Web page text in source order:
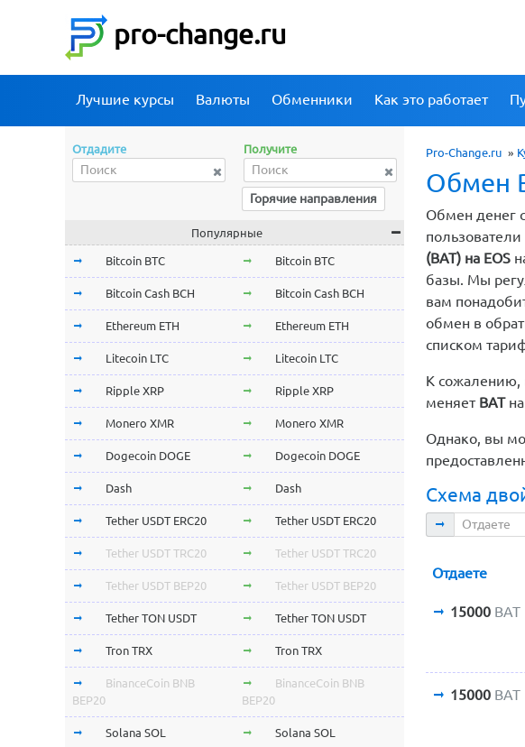
pro-change.ru
Лучшие курсы Валюты Обменники Как это работает
Pro-Change.ru »
Обмен
Обмен денег
(BAT) на EOS
базы. Мы
вам
обмен в
списком
К сожалению,
меняет BATна
Однако, вы
Схема
Отдаете
Отдаете
15000 BAT
15000 BAT
Отдадите Получите
Горячие направления
Популярные
Bitcoin BTC Bitcoin BTC
Bitcoin Cash BCH Bitcoin Cash BCH
Ethereum ETH Ethereum ETH
Litecoin LTC Litecoin LTC
Ripple XRP Ripple XRP
Monero XMR Monero XMR
Dogecoin DOGE Dogecoin DOGE
Dash Dash
Tether USDT ERC20 Tether USDT ERC20
Tether USDT TRC20 Tether USDT TRC20
Tether USDT BEP20 Tether USDT BEP20
Tether TON USDT Tether TON USDT
Tron TRX Tron TRX
BinanceCoin BNB
BEP20
BinanceCoin BNB
BEP20
Solana SOL Solana SOL